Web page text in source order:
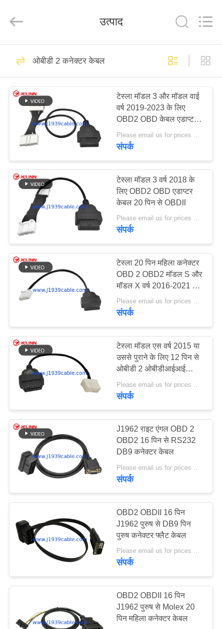
उत्पादों
कारखाना
गुणवत्ता
नियंत्रण
एक
उद्धरण
विनती
साइटमैप
PRIVACY
POLICY
Rights
Reserved.
ECER
ईएलडी केबल
जे 1 9 3 9 केबल
34
जे 1 9 3 वाई केबल
38
जे 1 9 3 9 बस केबल
कर सकते हैं
RP1226 केबल
जे 1 9 3 9 एडाप्टर
11
उत्पाद
ओबीडी 2 कनेक्टर केबल
टेस्ला मॉडल 3 और मॉडल वाई
वर्ष 2019-2023 के लिए
OBD2 OBD केबल एडाप्टर
26 पिन
Please email us for prices MOQ:100 पीसीएस
संपर्क
टेस्ला मॉडल 3 वर्ष 2018 के
लिए OBD2 OBD एडाप्टर
केबल 20 पिन से OBDII
Please email us for prices MOQ:100 पीसीएस
संपर्क
टेस्ला 20 पिन महिला कनेक्टर
OBD 2 OBD2 मॉडल S और
मॉडल X वर्ष 2016-2021 के
लिए महिला केबल के लिए
Please email us for prices MOQ:100 pcs
संपर्क
टेस्ला मॉडल एस वर्ष 2015 या
उससे पुराने के लिए 12 पिन से
ओबीडी 2 ओबीडीआईआई
डायग्नोस्टिक केबल 12 पिन से
16 पिन ओबीडी 2 वायर हार्नेस
संपर्क
J1962 राइट एंगल OBD 2
OBD2 16 पिन से RS232
DB9 कनेक्टर केबल
Please email us for prices MOQ:100 पीसीएस
संपर्क
OBD2 OBDII 16 पिन
J1962 पुरुष से DB9 पिन
पुरुष कनेक्टर फ्लैट केबल
Please email us for prices MOQ:100 पीसी
संपर्क
OBD2 OBDII 16 पिन
J1962 पुरुष से Molex 20
पिन महिला कनेक्टर केबल